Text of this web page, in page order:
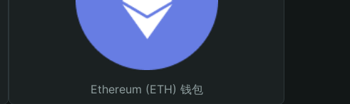
Ethereum (ETH) 钱包